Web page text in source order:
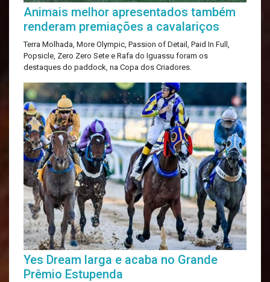
Animais melhor apresentados também
renderam premiações a cavalariços
Terra Molhada, More Olympic, Passion of Detail, Paid In Full,
Popsicle, Zero Zero Sete e Rafa do Iguassu foram os
destaques do paddock, na Copa dos Criadores.
Yes Dream larga e acaba no Grande
Prêmio Estupenda